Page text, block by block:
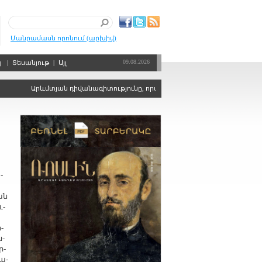
Մանրամասն որոնում (արխիվ)
| Տեսանյութ | Այլ 09.08.2026
Արևմտյան դիվանագիտությունը, որպես քաղաքական ճգնաժամերի